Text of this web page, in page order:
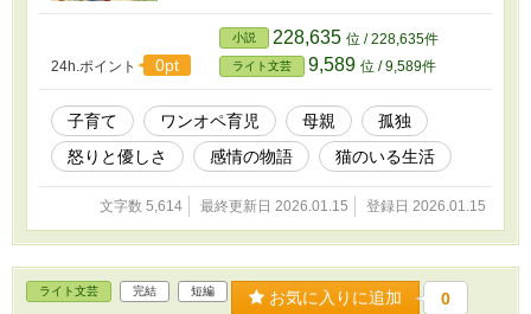
でもない。 それでもその猫は、 泣き、怒り、踊
らされる雪の日常に、遠慮なく踏み込んでく
る。 母親は聖女じゃない。 泣くし、怒るし、間
違える。 それでも今日も子どもを抱き、「何も
解決していない一日」を生きていく。 これは、
少し不思議で、少し苦いライト文芸。 【関連作
品】 ★猫の強請屋
https://www.alphapolis.co.jp/novel/99661393/34
―
4012312 ★猫の夫婦カウンセラー ― 週末の天の
川 ―
https://www.alphapolis.co.jp/novel/99661393/93
3001334 ★猫の研究者 ― 豊橋技科大立志編 ―
24h.ポイント 0pt
小説 228,635 位 / 228,635件
ライト文芸 9,589 位 / 9,589件
子育て ワンオペ育児 母親
孤独
怒りと優しさ
感情の物語 猫のいる生活
文字数 5,614 最終更新日 2026.01.15 登録日 2026.01.15
ライト文芸 完結 短編 お気に入りに追加 0